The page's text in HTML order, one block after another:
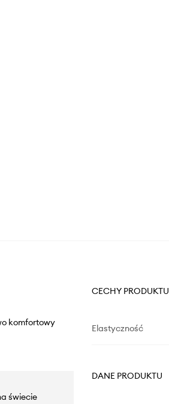
komfortowy
świecie
CECHY PRODUKTU
Elastyczność
DANE PRODUKTU